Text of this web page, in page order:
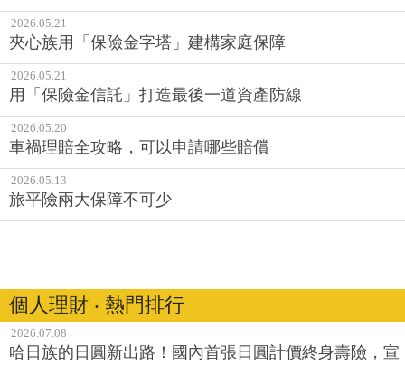
2026.05.21
夾心族用「保險金字塔」建構家庭保障
2026.05.21
用「保險金信託」打造最後一道資產防線
2026.05.20
車禍理賠全攻略，可以申請哪些賠償
2026.05.13
旅平險兩大保障不可少
個人理財 ‧ 熱門排行
2026.07.08
哈日族的日圓新出路！國內首張日圓計價終身壽險，宣